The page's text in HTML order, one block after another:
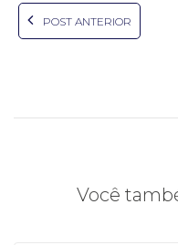
em
nova
janela)
em
nova
janela)
POST ANTERIOR
Você